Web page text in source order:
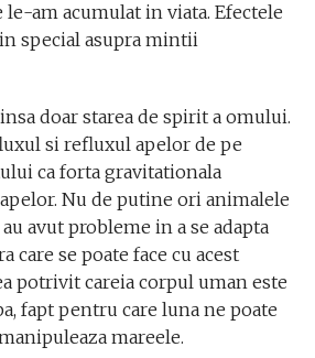
am acumulat in viata. Efectele
special asupra mintii
doar starea de spirit a omului.
si refluxul apelor de pe
ca forta gravitationala
Nu de putine ori animalele
avut probleme in a se adapta
care se poate face cu acest
potrivit careia corpul uman este
fapt pentru care luna ne poate
mareele.